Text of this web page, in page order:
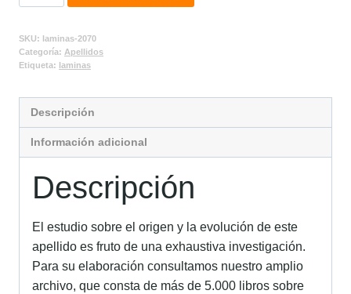
SKU: laminas-2070
Categoría: Apellidos
Etiqueta: laminas
Descripción
Información adicional
Descripción
El estudio sobre el origen y la evolución de este
apellido es fruto de una exhaustiva investigación.
Para su elaboración consultamos nuestro amplio
archivo, que consta de más de 5.000 libros sobre